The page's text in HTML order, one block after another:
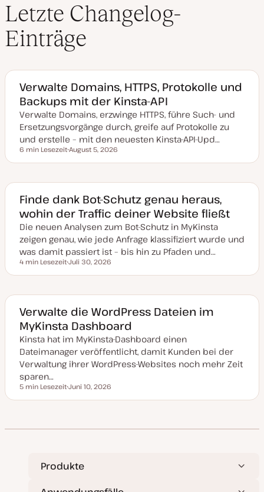
Letzte Changelog-
Einträge
Verwalte Domains, HTTPS, Protokolle und
Backups mit der Kinsta-API
Verwalte Domains, erzwinge HTTPS, führe Such- und
Ersetzungsvorgänge durch, greife auf Protokolle zu
und erstelle – mit den neuesten Kinsta-API-Upd…
Lesezeit
6 min Lesezeit
a
u
a
k
t
u
a
i
s
i
e
August 5, 2026
Finde dank Bot-Schutz genau heraus,
wohin der Traffic deiner Website fließt
Die neuen Analysen zum Bot-Schutz in MyKinsta
zeigen genau, wie jede Anfrage klassifiziert wurde und
was damit passiert ist – bis hin zu Pfaden und…
Lesezeit
4 min Lesezeit
a
u
k
t
u
a
i
s
r
Juli 30, 2026
Verwalte die WordPress Dateien im
MyKinsta Dashboard
Kinsta hat im MyKinsta-Dashboard einen
Dateimanager veröffentlicht, damit Kunden bei der
Verwaltung ihrer WordPress-Websites noch mehr Zeit
sparen…
Lesezeit
5 min Lesezeit
a
a
l
Juni 10, 2026
Produkte